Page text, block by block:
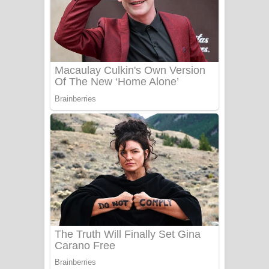
සෝසා ගීතයේ පද පෙළ
Heavy Weight Song Lyrics
Aye Lanweela Song Lyrics - ආයේ
ලංවීලා ගීතයේ පද පෙළ
Ala purannata Song Lyrics - ආල
පුරන්නට ගීතයේ පද පෙළ
FEVER DREAM Lyrics - Alex Warren
BTS : Hooligan Lyrics
Apa Hamuwee Song Lyrics - අප හමුවී
ගීතයේ පද පෙළ